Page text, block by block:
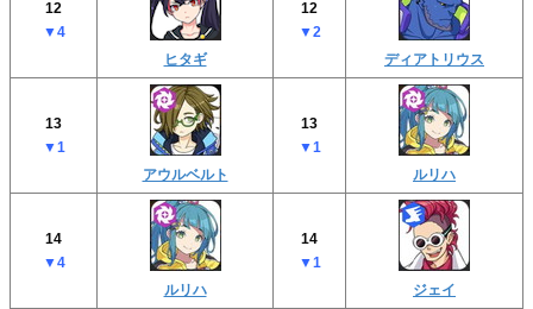
12
▼4
ヒタギ
12
▼2
ディアトリウス
13
▼1
アウルベルト
13
▼1
ルリハ
14
▼4
ルリハ
14
▼1
ジェイ